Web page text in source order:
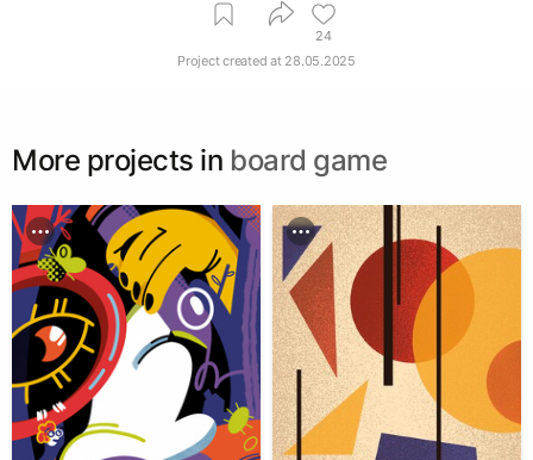
24
Project created at 28.05.2025
More projects in board game